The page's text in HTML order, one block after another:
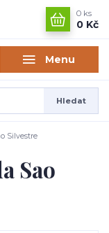
Menu
Hledat
0 ks
0 Kč
Silvestre
Sao